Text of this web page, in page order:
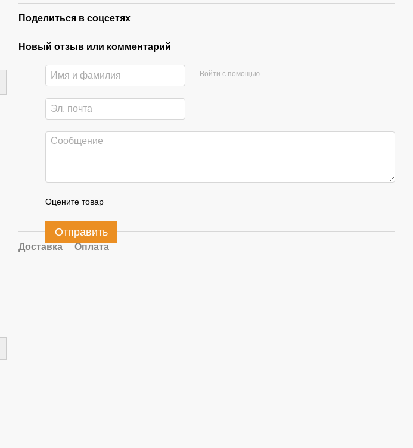
Поделиться в соцсетях
Новый отзыв или комментарий
Войти с помощью
Оцените товар
Отправить
Доставка Оплата